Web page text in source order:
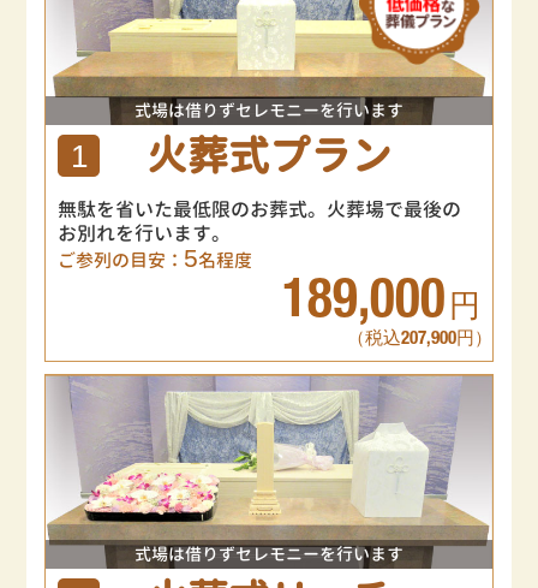
式場は借りずセレモニーを行います
1 火葬式プラン
無駄を省いた最低限のお葬式。火葬場で最後の
お別れを行います。
ご参列の目安： 5名程度
189,000 円
（税込207,900円）
式場は借りずセレモニーを行います